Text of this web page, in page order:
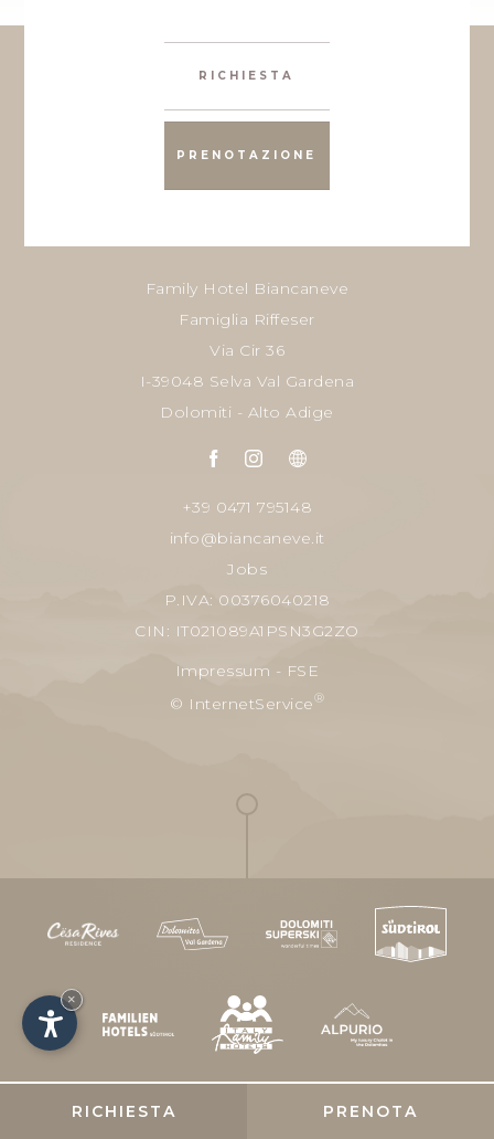
RICHIESTA PRENOTA
RICHIESTA
PRENOTAZIONE
Family Hotel Biancaneve
Famiglia Riffeser
Via Cir 36
I-39048 Selva Val Gardena
Dolomiti - Alto Adige
+39 0471 795148
info@biancaneve.it
Jobs
P.IVA: 00376040218
CIN: IT021089A1PSN3G2ZO
Impressum - FSE
© InternetService®
×